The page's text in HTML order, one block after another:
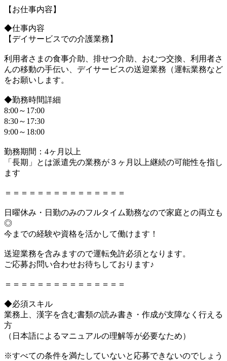
【お仕事内容】
◆仕事内容
【デイサービスでの介護業務】
利用者さまの食事介助、排せつ介助、おむつ交換、利用者さ
んの移動の手伝い、デイサービスの送迎業務（運転業務など
をお願いします。
◆勤務時間詳細
8:00～17:00
8:30～17:30
9:00～18:00
勤務期間：4ヶ月以上
「長期」とは派遣先の業務が３ヶ月以上継続の可能性を指し
ます
＝＝＝＝＝＝＝＝＝＝＝＝＝＝＝
日曜休み・日勤のみのフルタイム勤務なので家庭との両立も
◎
今までの経験や資格を活かして働けます！
送迎業務を含みますので運転免許必須となります。
ご応募お問い合わせお待ちしております♪
＝＝＝＝＝＝＝＝＝＝＝＝＝＝＝
◆必須スキル
業務上、漢字を含む書類の読み書き・作成が支障なく行える
方
（日本語によるマニュアルの理解等が必要なため）
※すべての条件を満たしていないと応募できないのでしょう